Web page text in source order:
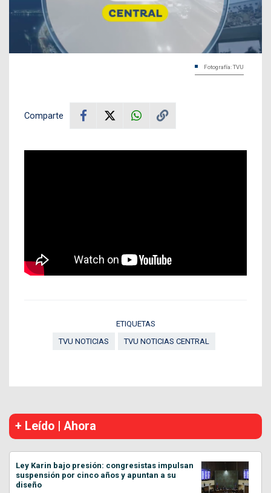
Fotografía: TVU
Comparte
ETIQUETAS
TVU NOTICIAS
TVU NOTICIAS CENTRAL
+ Leído | Ahora
Ley Karin bajo presión: congresistas impulsan
suspensión por cinco años y apuntan a su
diseño